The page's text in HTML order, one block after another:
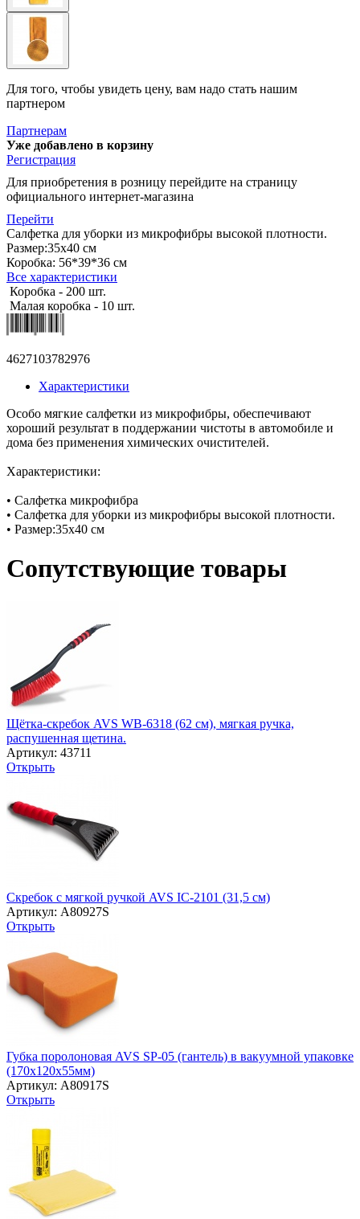
Для того, чтобы увидеть цену, вам надо стать нашим
партнером
Партнерам
Уже добавлено в корзину
Регистрация
Для приобретения в розницу перейдите на страницу
официального интернет-магазина
Перейти
Салфетка для уборки из микрофибры высокой плотности.
Размер:35х40 см
Коробка: 56*39*36 см
Все характеристики
Коробка - 200 шт.
Малая коробка - 10 шт.
4627103782976
Характеристики
Особо мягкие салфетки из микрофибры, обеспечивают
хороший результат в поддержании чистоты в автомобиле и
дома без применения химических очистителей.
Характеристики:
• Салфетка микрофибра
• Салфетка для уборки из микрофибры высокой плотности.
• Размер:35х40 см
Сопутствующие товары
Щётка-скребок AVS WB-6318 (62 cм), мягкая ручка,
распушенная щетина.
Артикул: 43711
Открыть
Скребок с мягкой ручкой AVS IC-2101 (31,5 см)
Артикул: A80927S
Открыть
Губка поролоновая AVS SP-05 (гантель) в вакуумной упаковке
(170х120x55мм)
Артикул: A80917S
Открыть